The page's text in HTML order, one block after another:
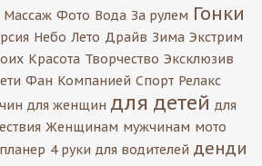
Массаж Фото Вода За рулем Гонки
Небо Лето Драйв Зима Экстрим
Красота Творчество Эксклюзив
Фан Компанией Спорт Релакс
для женщин для детей для
Женщинам мужчинам мото
планер 4 руки для водителей денди